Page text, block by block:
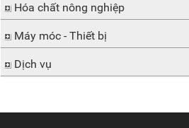
Hóa chất nông nghiệp
Máy móc - Thiết bị
Dịch vụ